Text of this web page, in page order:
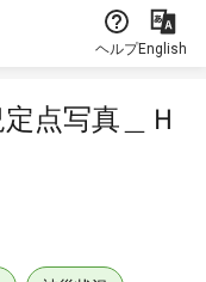
ヘルプEnglish
点写真＿Ｈ